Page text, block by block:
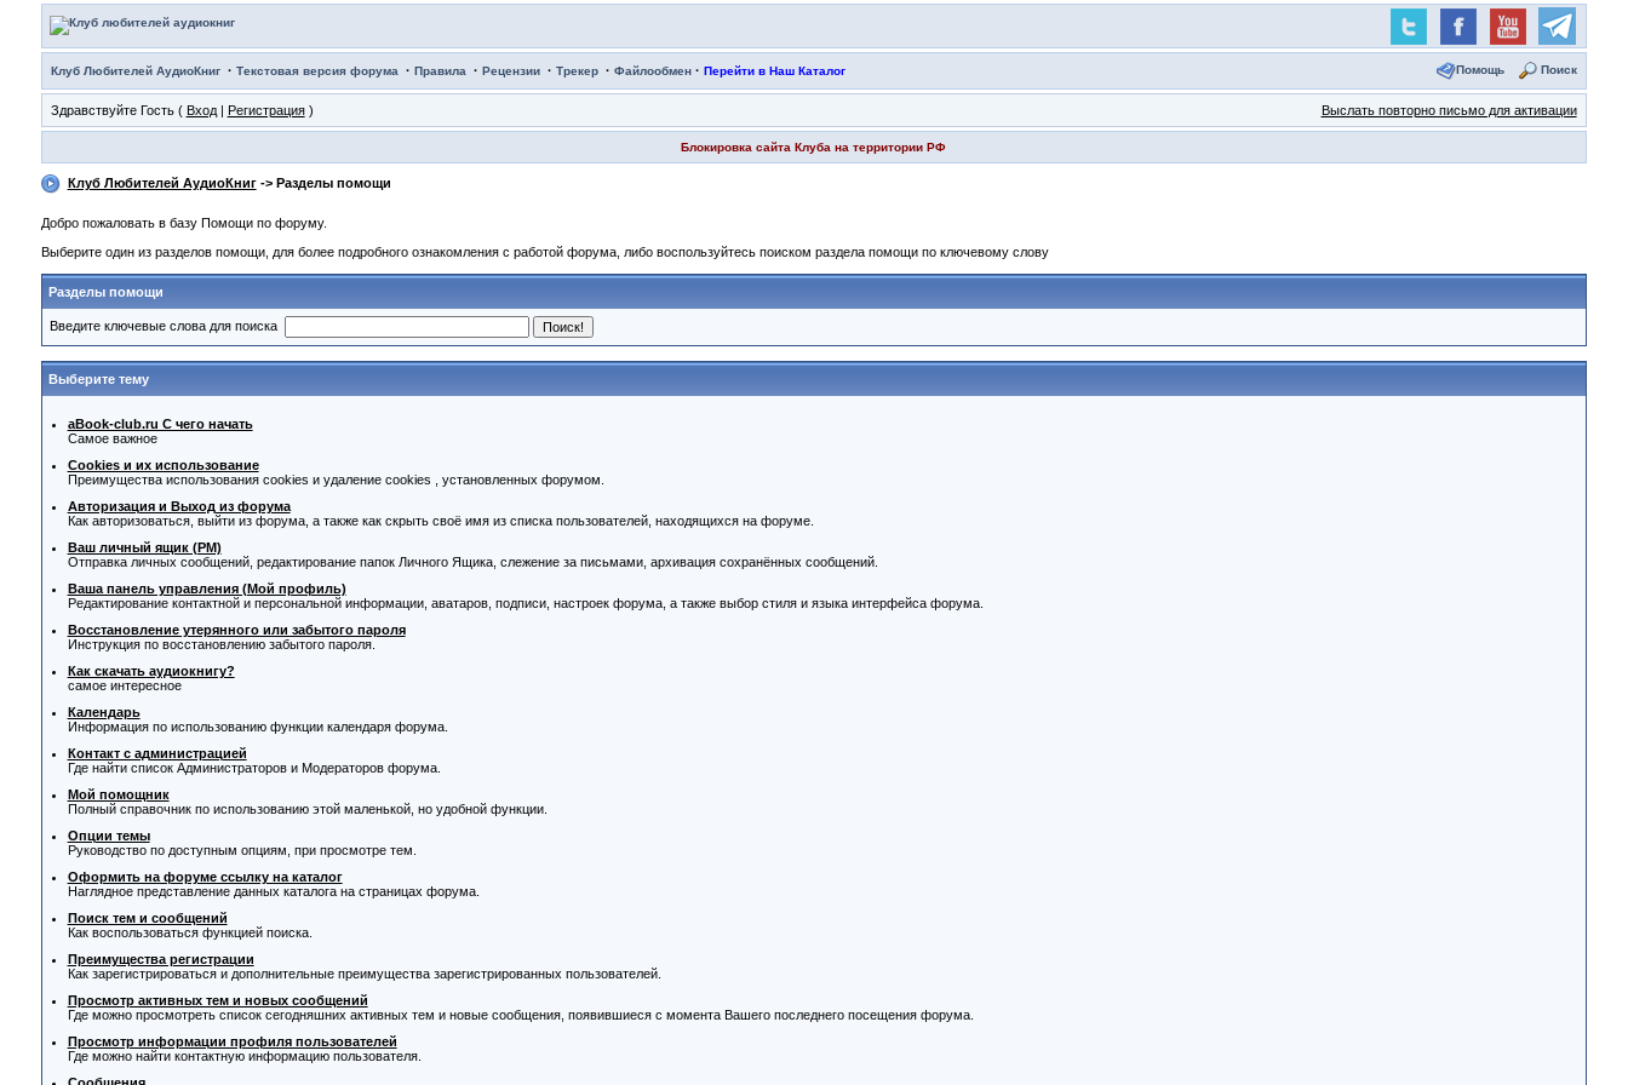
Клуб Любителей АудиоКниг· Текстовая версия форума · Правила · Рецензии· Трекер· Файлообмен· Перейти в Наш Каталог Помощь Поиск
Здравствуйте Гость ( Вход| Регистрация) Выслать повторно письмо для активации
Блокировка сайта Клуба на территории РФ
Клуб Любителей АудиоКниг-> Разделы помощи
Добро пожаловать в базу Помощи по форуму.
Выберите один из разделов помощи, для более подробного ознакомления с работой форума, либо воспользуйтесь поиском раздела помощи по ключевому слову
Разделы помощи
Введите ключевые слова для поиска
Выберите тему
aBook-club.ru C чего начать
Самое важное
Cookies и их использование
Преимущества использования cookies и удаление cookies , установленных форумом.
Авторизация и Выход из форума
Как авторизоваться, выйти из форума, а также как скрыть своё имя из списка пользователей, находящихся на форуме.
Ваш личный ящик (PM)
Отправка личных сообщений, редактирование папок Личного Ящика, слежение за письмами, архивация сохранённых сообщений.
Ваша панель управления (Мой профиль)
Редактирование контактной и персональной информации, аватаров, подписи, настроек форума, а также выбор стиля и языка интерфейса форума.
Восстановление утерянного или забытого пароля
Инструкция по восстановлению забытого пароля.
Как скачать аудиокнигу?
самое интересное
Календарь
Информация по использованию функции календаря форума.
Контакт с администрацией
Где найти список Администраторов и Модераторов форума.
Мой помощник
Полный справочник по использованию этой маленькой, но удобной функции.
Опции темы
Руководство по доступным опциям, при просмотре тем.
Оформить на форуме ссылку на каталог
Наглядное представление данных каталога на страницах форума.
Поиск тем и сообщений
Как воспользоваться функцией поиска.
Преимущества регистрации
Как зарегистрироваться и дополнительные преимущества зарегистрированных пользователей.
Просмотр активных тем и новых сообщений
Где можно просмотреть список сегодняшних активных тем и новые сообщения, появившиеся с момента Вашего последнего посещения форума.
Просмотр информации профиля пользователей
Где можно найти контактную информацию пользователя.